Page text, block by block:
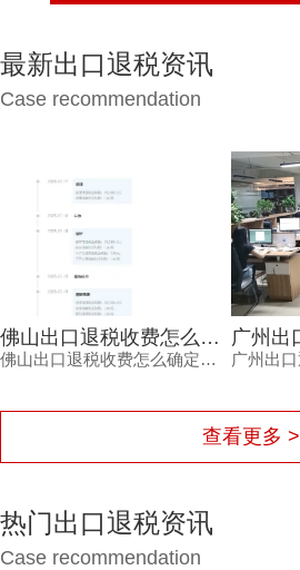
最新出口退税资讯
Case recommendation
广州出口退税费用怎么确定？这三个细节不看清容易钱货两空
广州出口退税费用怎么确定？不同代理机构报价差异大，背后隐藏着服务范围、团队专业度、流程透明度与售后保障的多重考量。本文结合外贸企业真实痛点，梳理费用确定的三大细节，帮助负责人避开退税路上的坑，让每一笔销售收入都退得安心。
查看更多 >
热门出口退税资讯
Case recommendation